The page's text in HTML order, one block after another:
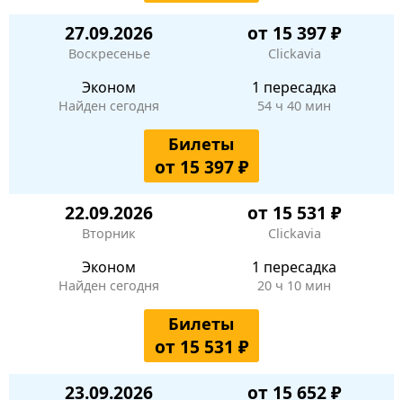
27.09.2026
Воскресенье
от 15 397 ₽
Clickavia
Эконом
Найден сегодня
1 пересадка
54 ч 40 мин
Билеты
от 15 397 ₽
22.09.2026
Вторник
от 15 531 ₽
Clickavia
Эконом
Найден сегодня
1 пересадка
20 ч 10 мин
Билеты
от 15 531 ₽
23.09.2026
от 15 652 ₽